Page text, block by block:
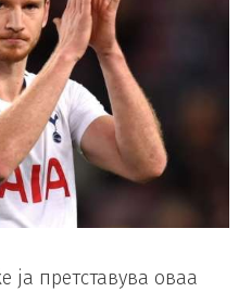
ја претставува оваа